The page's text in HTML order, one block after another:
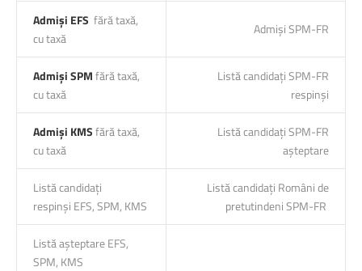
Admiși EFS fără taxă,
cu taxă
Admiși SPM-FR
Admiși SPMfără taxă,
cu taxă
Listă candidați SPM-FR
respinși
Admiși KMSfără taxă,
cu taxă
Listă candidați SPM-FR
așteptare
Listă candidați
respinși EFS, SPM, KMS
Listă candidați Români de
pretutindeni SPM-FR
Listă așteptare EFS,
SPM, KMS